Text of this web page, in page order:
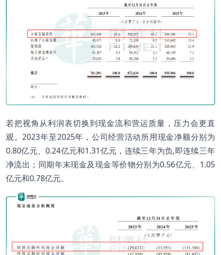
若把视角从利润表切换到现金流和营运质量，压力会更直
观。2023年至2025年，公司经营活动所用现金净额分别为
0.80亿元、0.24亿元和1.31亿元，连续三年为负,即连续三年
净流出；同期年末现金及现金等价物分别为0.56亿元、1.05
亿元和0.78亿元。